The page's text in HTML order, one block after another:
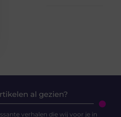
al gezien?
verhalen die wij voor je in